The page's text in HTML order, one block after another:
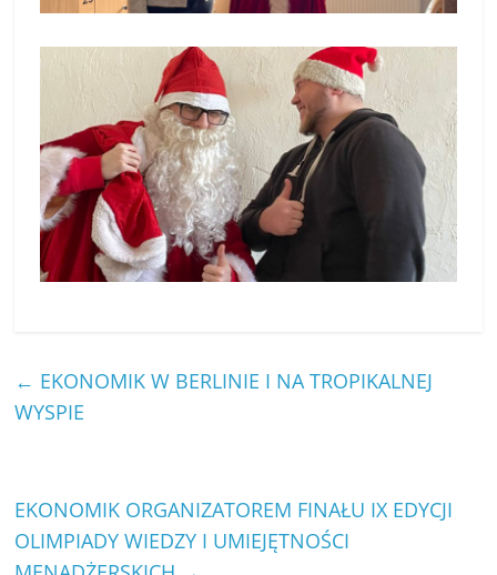
← EKONOMIK W BERLINIE I NA TROPIKALNEJ
WYSPIE
EKONOMIK ORGANIZATOREM FINAŁU IX EDYCJI
OLIMPIADY WIEDZY I UMIEJĘTNOŚCI